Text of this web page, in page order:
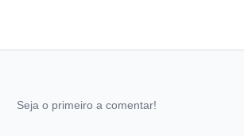
Seja o primeiro a comentar!